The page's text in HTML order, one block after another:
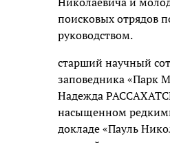
поисковых отрядов
руководством.
старший научный
заповедника «Парк
Надежда
насыщенном
докладе «Пауль